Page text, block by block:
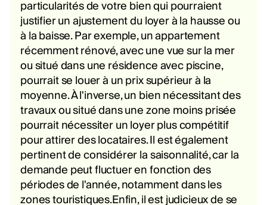
particularités de votre bien qui pourraient
justifier un ajustement du loyer à la hausse ou
à la baisse. Par exemple, un appartement
récemment rénové, avec une vue sur la mer
ou situé dans une résidence avec piscine,
pourrait se louer à un prix supérieur à la
moyenne. À l'inverse, un bien nécessitant des
travaux ou situé dans une zone moins prisée
pourrait nécessiter un loyer plus compétitif
pour attirer des locataires. Il est également
pertinent de considérer la saisonnalité, car la
demande peut fluctuer en fonction des
périodes de l'année, notamment dans les
zones touristiques.Enfin, il est judicieux de se